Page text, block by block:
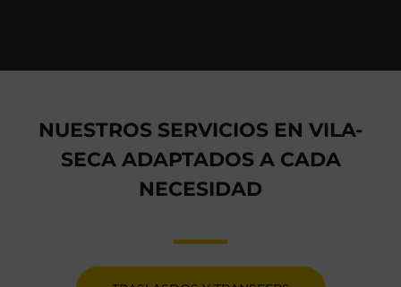
NUESTROS SERVICIOS EN VILA-
SECA ADAPTADOS A CADA
NECESIDAD